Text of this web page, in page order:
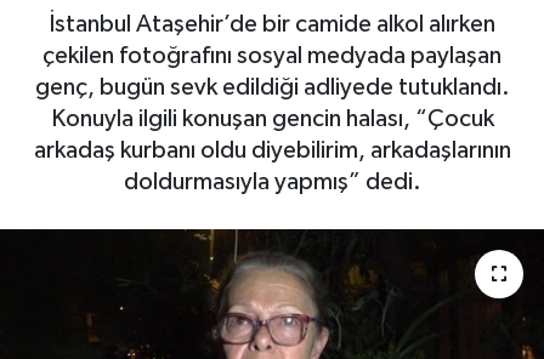
İstanbul Ataşehir’de bir camide alkol alırken
çekilen fotoğrafını sosyal medyada paylaşan
genç, bugün sevk edildiği adliyede tutuklandı.
Konuyla ilgili konuşan gencin halası, “Çocuk
arkadaş kurbanı oldu diyebilirim, arkadaşlarının
doldurmasıyla yapmış” dedi.
GÜNDEM
MAGAZİN
SAĞLIK
KEŞFET
Son Dakika Haberleri
Haber Arşivi